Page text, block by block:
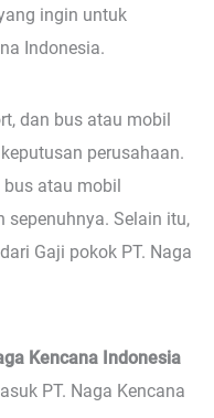
ingin untuk
Indonesia.
dan bus atau mobil
perusahaan.
atau mobil
sepenuhnya. Selain itu,
Gaji pokok PT. Naga
Kencana Indonesia
PT. Naga Kencana